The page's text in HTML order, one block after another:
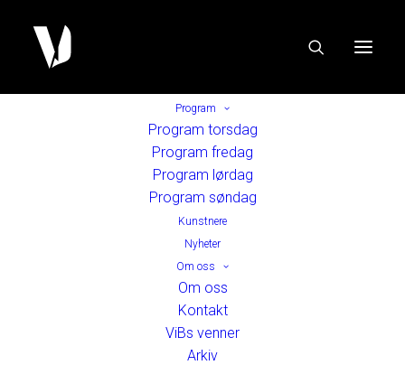
Program
Program torsdag
Program fredag
Program lørdag
Program søndag
Kunstnere
Nyheter
Om oss
Om oss
Kontakt
ViBs venner
Arkiv